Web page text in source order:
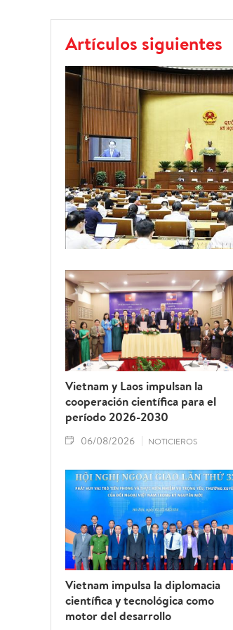
Artículos siguientes
Vietnam y Laos impulsan la
cooperación científica para el
período 2026-2030
06/08/2026 NOTICIEROS
Vietnam impulsa la diplomacia
científica y tecnológica como
motor del desarrollo